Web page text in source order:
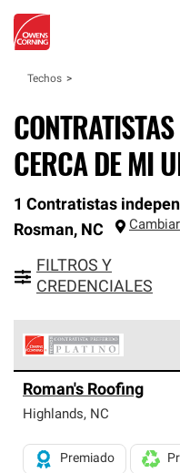
Techos
CERCA DE MI
1 Contratistas
Rosman, NC Cambiar
FILTROS Y
CREDENCIALES
Corning constituyen el
exclusiva y cumplen
Solo ellos pueden
sistemas de techos.
Roman's Roofing
Highlands, NC
Premiado